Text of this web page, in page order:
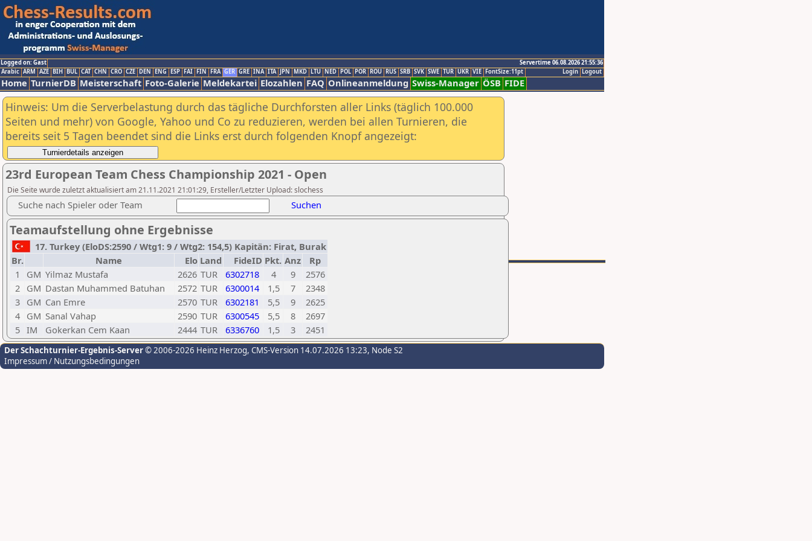
Logged on: Gast
Servertime 06.08.2026 21:55:36
Logout
Login
Arabic ARM AZE BIH BUL CAT CHN CRO CZE DEN ENG ESP FAI FIN FRA GER GRE INA ITA JPN MKD LTU NED POL POR ROU RUS SRB SVK SWE TUR UKR VIE FontSize:11pt
Home TurnierDB Meisterschaft Foto-Galerie Meldekartei Elozahlen FAQ Onlineanmeldung Swiss-Manager ÖSB FIDE
Hinweis: Um die Serverbelastung durch das tägliche Durchforsten aller Links (täglich 100.000
Seiten und mehr) von Google, Yahoo und Co zu reduzieren, werden bei allen Turnieren, die
bereits seit 5 Tagen beendet sind die Links erst durch folgenden Knopf angezeigt:
23rd European Team Chess Championship 2021 - Open
Die Seite wurde zuletzt aktualisiert am 21.11.2021 21:01:29, Ersteller/Letzter Upload: slochess
Suche nach Spieler oder Team Suchen
Teamaufstellung ohne Ergebnisse
17. Turkey (EloDS:2590 / Wtg1: 9 / Wtg2: 154,5) Kapitän: Firat, Burak
Br.
Name Elo Land FideID Pkt. Anz
Rp
1
GM Yilmaz Mustafa 2626 TUR 6302718 4 9
2576
2 GM Dastan Muhammed Batuhan 2572 TUR 6300014 1,5 7
2348
3 GM Can Emre 2570 TUR 6302181 5,5 9
2625
4 GM Sanal Vahap 2590 TUR 6300545 5,5 8
2697
5 IM Gokerkan Cem Kaan 2444 TUR 6336760 1,5 3 2451
Der Schachturnier-Ergebnis-Server© 2006-2026 Heinz Herzog, CMS-Version 14.07.2026 13:23, Node S2
Impressum / Nutzungsbedingungen